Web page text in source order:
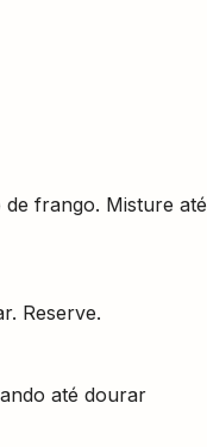
frango. Misture até
Reserve.
até dourar